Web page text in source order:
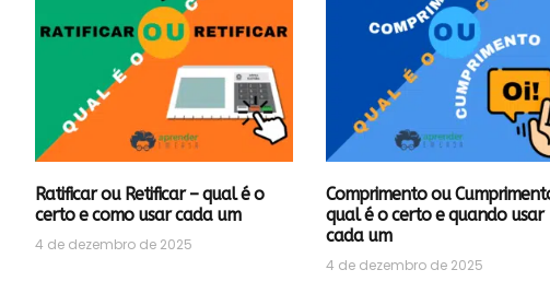
Ratificar ou Retificar – qual é o
certo e como usar cada um
4 de dezembro de 2025
Comprimento ou
qual é o certo e quando usar
cada um
4 de dezembro de 2025